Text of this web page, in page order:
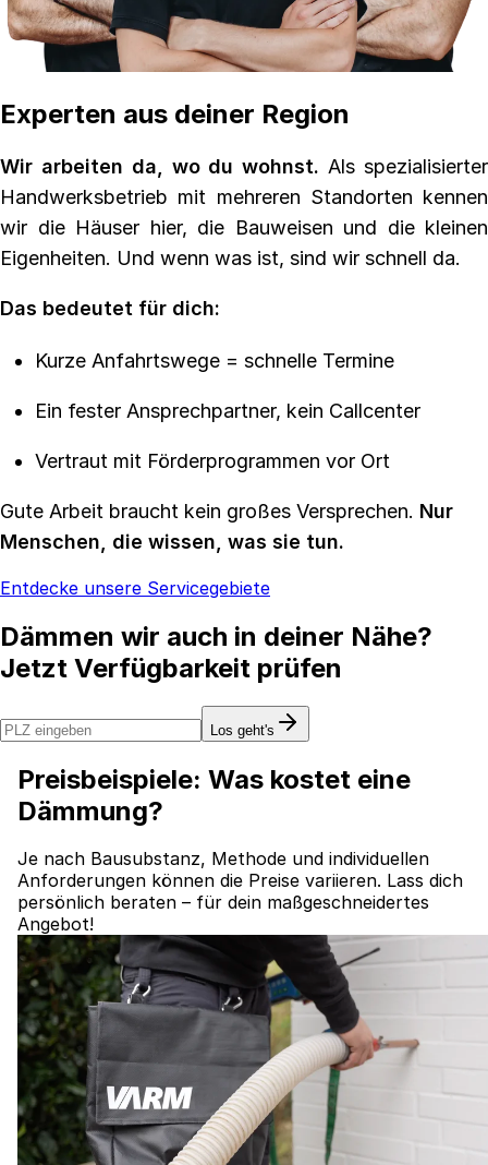
Experten aus deiner Region
Wir arbeiten da, wo du wohnst. Als spezialisierter
Handwerksbetrieb mit mehreren Standorten kennen
wir die Häuser hier, die Bauweisen und die kleinen
Eigenheiten. Und wenn was ist, sind wir schnell da.
Das bedeutet für dich:
Kurze Anfahrtswege = schnelle Termine
Ein fester Ansprechpartner, kein Callcenter
Vertraut mit Förderprogrammen vor Ort
Gute Arbeit braucht kein großes Versprechen. Nur
Menschen, die wissen, was sie tun.
Entdecke unsere Servicegebiete
Dämmen wir auch in deiner Nähe?
Jetzt Verfügbarkeit prüfen
Los geht's
Preisbeispiele: Was kostet eine
Dämmung?
Je nach Bausubstanz, Methode und individuellen
Anforderungen können die Preise variieren. Lass dich
persönlich beraten – für dein maßgeschneidertes
Angebot!